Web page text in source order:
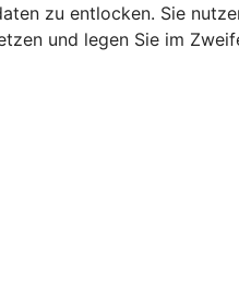
zu entlocken. Sie
und legen Sie im